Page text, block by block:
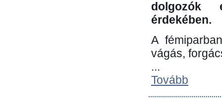
dolgozók
érdekében.
A
vágás,
...
Tovább